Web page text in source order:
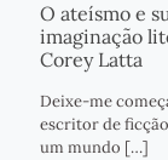
O ateísmo e
imaginação
Corey Latta
Deixe-me
escritor de
um mundo […]